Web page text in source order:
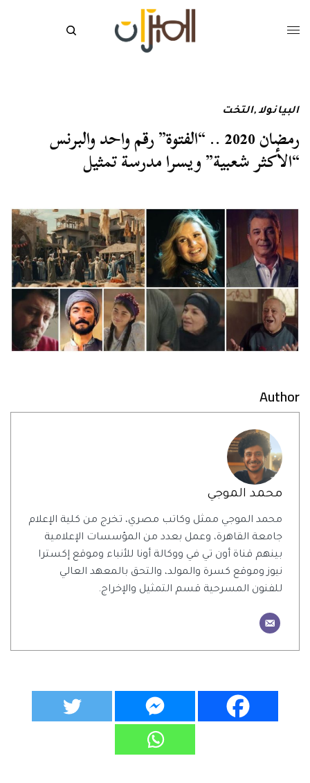
البيانولا,التخت
رمضان 2020 .. “الفتوة” رقم واحد والبرنس
“الأكثر شعبية” ويسرا مدرسة تمثيل
Author
محمد الموجي
محمد الموجي ممثل وكاتب مصري، تخرج من كلية الإعلام
جامعة القاهرة، وعمل بعدد من المؤسسات الإعلامية
بينهم قناة أون تي في ووكالة أونا للأنباء وموقع إكسترا
نيوز وموقع كسرة والمولد، والتحق بالمعهد العالي
للفنون المسرحية قسم التمثيل والإخراج.